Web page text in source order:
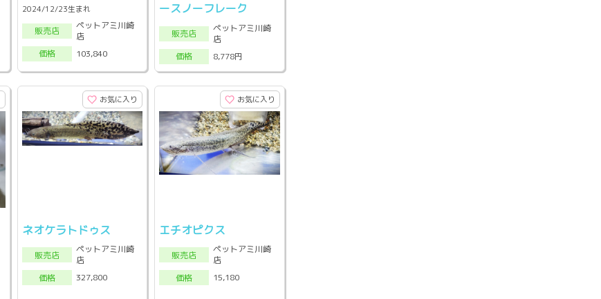
2024/12/23生まれ
販売店
ペットアミ川崎
店
価格
103,840
ースノーフレーク
販売店
ペットアミ川崎
店
価格
8,778円
お気に入り
ネオケラトドゥス
販売店
ペットアミ川崎
店
価格
327,800
お気に入り
エチオピクス
販売店
ペットアミ川崎
店
価格
15,180